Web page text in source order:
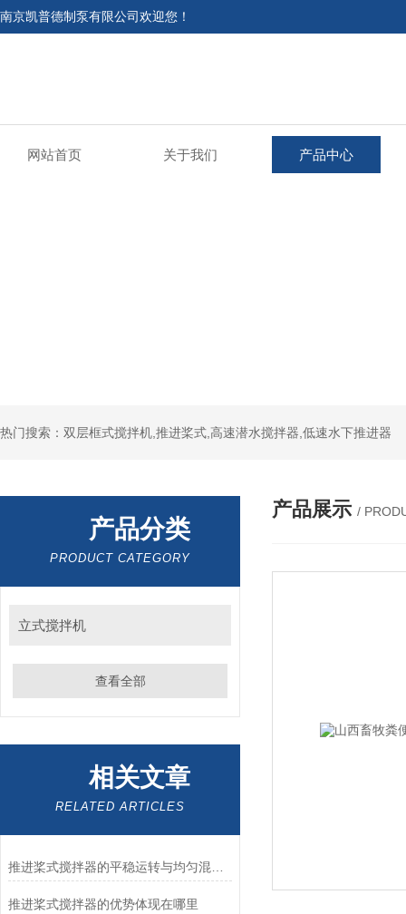
南京凯普德制泵有限公司欢迎您！
网站首页 关于我们 产品中心
热门搜索：双层框式搅拌机,推进桨式,高速潜水搅拌器,低速水下推进器
产品分类
PRODUCT CATEGORY
立式搅拌机
查看全部
相关文章
RELATED ARTICLES
推进桨式搅拌器的优势体现在哪里
产品展示 /